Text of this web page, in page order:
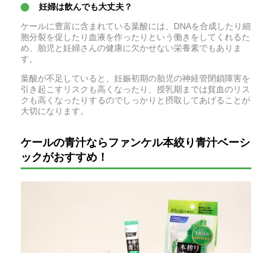
妊婦は飲んでも大丈夫？
ケールに豊富に含まれている葉酸には、DNAを合成したり細
胞分裂を促したり血液を作ったりという働きをしてくれるた
め、胎児と妊婦さんの健康に欠かせない栄養素でもありま
す。
葉酸が不足していると、妊娠初期の胎児の神経管閉鎖障害を
引き起こすリスクも高くなったり、授乳期までは貧血のリス
クも高くなったりするのでしっかりと摂取してあげることが
大切になります。
ケールの青汁ならファンケル本絞り青汁ベーシ
ックがおすすめ！